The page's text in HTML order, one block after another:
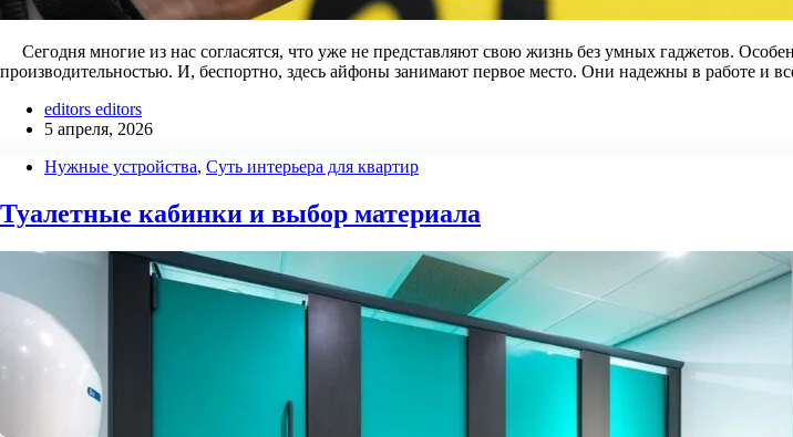
Сегодня многие из нас согласятся, что уже не представляют свою жизнь без умных гаджетов.
производительностью. И, беспортно, здесь айфоны занимают первое место. Они надежны в работе и
editors editors
5 апреля, 2026
Нужные устройства, Суть интерьера для квартир
Туалетные кабинки и выбор материала